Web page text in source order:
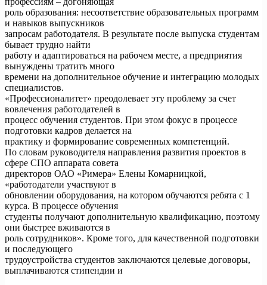
роль образования: несоответствие образовательных программ
и навыков выпускников
запросам работодателя. В результате после выпуска студентам
бывает трудно найти
работу и адаптироваться на рабочем месте, а предприятия
вынуждены тратить много
времени на дополнительное обучение и интеграцию молодых
специалистов.
«Профессионалитет» преодолевает эту проблему за счет
вовлечения работодателей в
процесс обучения студентов. При этом фокус в процессе
подготовки кадров делается на
практику и формирование современных компетенций.
По словам руководителя направления развития проектов в
сфере СПО аппарата совета
директоров ОАО «Римера» Елены Комарницкой,
«работодатели участвуют в
обновлении оборудования, на котором обучаются ребята с 1
курса. В процессе обучения
студенты получают дополнительную квалификацию, поэтому
они быстрее вживаются в
роль сотрудников». Кроме того, для качественной подготовки
и последующего
трудоустройства студентов заключаются целевые договоры,
выплачиваются стипендии и